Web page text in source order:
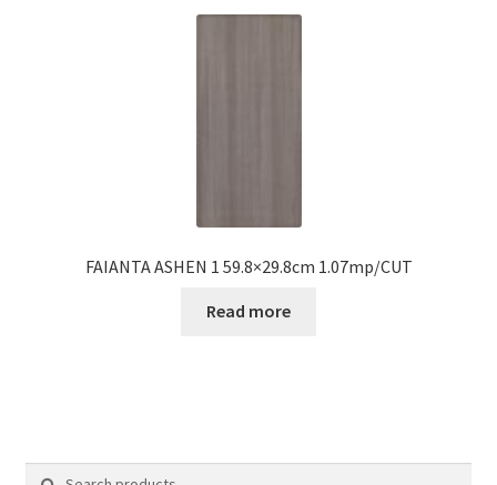
FAIANTA ASHEN 1 59.8×29.8cm 1.07mp/CUT
Read more
Search
Search